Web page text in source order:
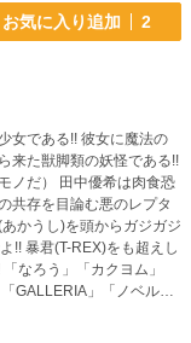
お気に入り追加 2
女である!! 彼女に魔法の
来た獣脚類の妖怪である!!
ノだ） 田中優希は肉食恐
共存を目論む悪のレプタ
かうし)を頭からガジガジ
GALLERIA」「ノベルア
。(GALLERIAは掲載が